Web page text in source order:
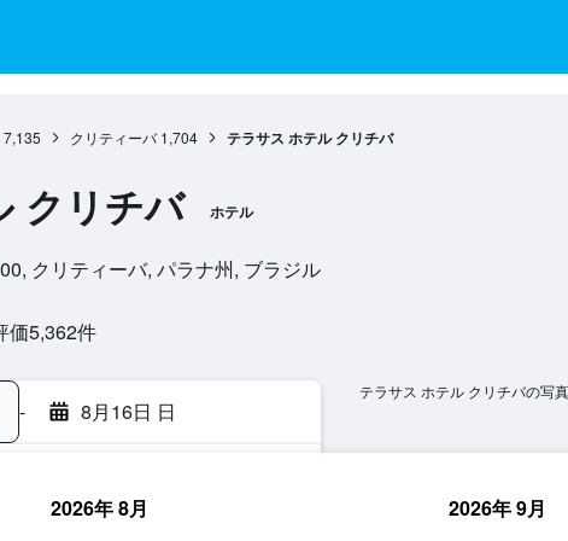
7,135 クリティーバ 1,704 テラサス ホテル クリチバ
クリチバ ホテル
クリティーバ, パラナ州, ブラジル
価5,362​件
- 8月16日 日
テラサス ホテル クリチバの写真
2026年 8月 2026年 9月